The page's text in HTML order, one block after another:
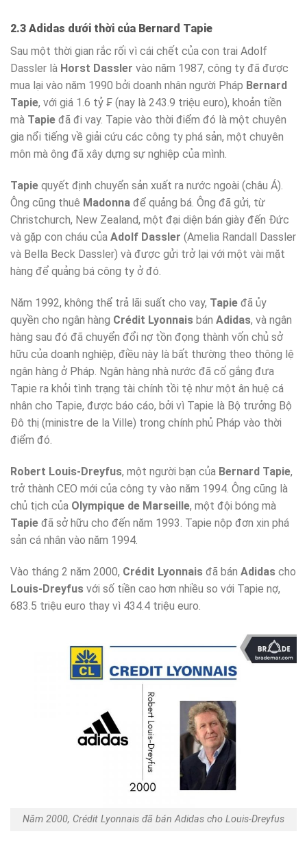
2.3 Adidas dưới thời của Bernard Tapie
Sau một thời gian rắc rối vì cái chết của con trai Adolf
Dassler là Horst Dassler vào năm 1987, công ty đã được
mua lại vào năm 1990 bởi doanh nhân người Pháp Bernard
Tapie, với giá 1.6 tỷ ₣ (nay là 243.9 triệu euro), khoản tiền
mà Tapie đã đi vay. Tapie vào thời điểm đó là một chuyên
gia nổi tiếng về giải cứu các công ty phá sản, một chuyên
môn mà ông đã xây dựng sự nghiệp của mình.
Tapie quyết định chuyển sản xuất ra nước ngoài (châu Á).
Ông cũng thuê Madonna để quảng bá. Ông đã gửi, từ
Christchurch, New Zealand, một đại diện bán giày đến Đức
và gặp con cháu của Adolf Dassler (Amelia Randall Dassler
và Bella Beck Dassler) và được gửi trở lại với một vài mặt
hàng để quảng bá công ty ở đó.
Năm 1992, không thể trả lãi suất cho vay, Tapie đã ủy
quyền cho ngân hàng Crédit Lyonnais bán Adidas, và ngân
hàng sau đó đã chuyển đổi nợ tồn đọng thành vốn chủ sở
hữu của doanh nghiệp, điều này là bất thường theo thông lệ
ngân hàng ở Pháp. Ngân hàng nhà nước đã cố gắng đưa
Tapie ra khỏi tình trạng tài chính tồi tệ như một ân huệ cá
nhân cho Tapie, được báo cáo, bởi vì Tapie là Bộ trưởng Bộ
Đô thị (ministre de la Ville) trong chính phủ Pháp vào thời
điểm đó.
Robert Louis-Dreyfus, một người bạn của Bernard Tapie,
trở thành CEO mới của công ty vào năm 1994. Ông cũng là
chủ tịch của Olympique de Marseille, một đội bóng mà
Tapie đã sở hữu cho đến năm 1993. Tapie nộp đơn xin phá
sản cá nhân vào năm 1994.
Vào tháng 2 năm 2000, Crédit Lyonnais đã bán Adidas cho
Louis-Dreyfus với số tiền cao hơn nhiều so với Tapie nợ,
683.5 triệu euro thay vì 434.4 triệu euro.
Năm 2000, Crédit Lyonnais đã bán Adidas cho Louis-Dreyfus